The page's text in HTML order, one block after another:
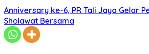
Anniversary ke-6, PR Tali Jaya Gelar
Sholawat Bersama